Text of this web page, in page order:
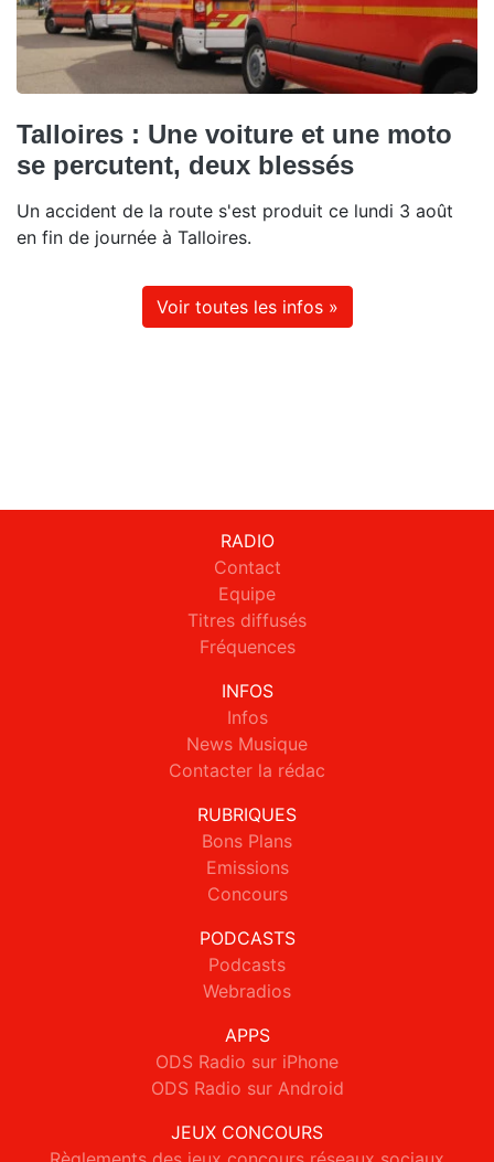
Talloires : Une voiture et une moto
se percutent, deux blessés
Un accident de la route s'est produit ce lundi 3 août
en fin de journée à Talloires.
Voir toutes les infos »
RADIO
Contact
Equipe
Titres diffusés
Fréquences
INFOS
Infos
News Musique
Contacter la rédac
RUBRIQUES
Bons Plans
Emissions
Concours
PODCASTS
Podcasts
Webradios
APPS
ODS Radio sur iPhone
ODS Radio sur Android
JEUX CONCOURS